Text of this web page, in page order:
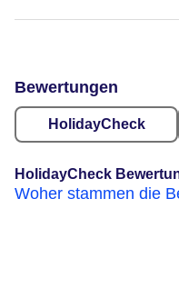
Bewertungen
HolidayCheck
HolidayCheck
Woher stammen die